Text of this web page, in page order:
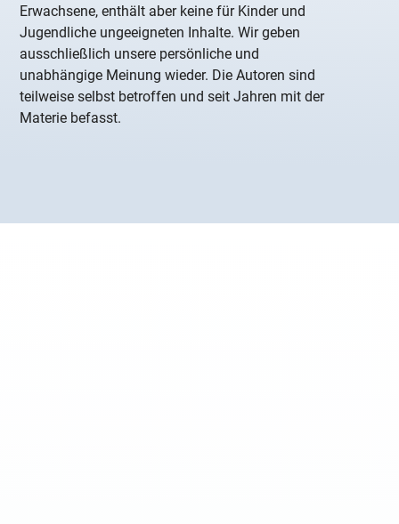
Erwachsene, enthält aber keine für Kinder und
Jugendliche ungeeigneten Inhalte. Wir geben
ausschließlich unsere persönliche und
unabhängige Meinung wieder. Die Autoren sind
teilweise selbst betroffen und seit Jahren mit der
Materie befasst.